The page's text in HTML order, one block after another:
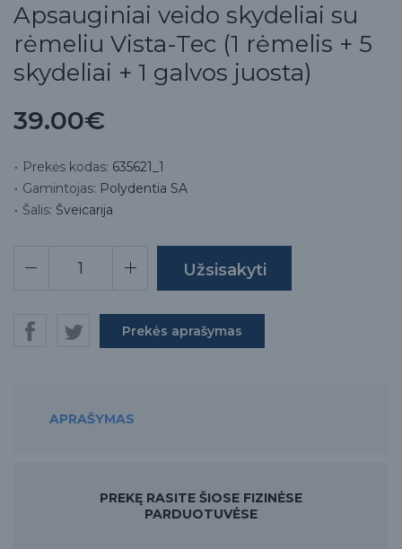
Apsauginiai veido skydeliai su
rėmeliu Vista-Tec (1 rėmelis + 5
skydeliai + 1 galvos juosta)
39.00€
Prekės kodas: 635621_1
Gamintojas: Polydentia SA
Šalis: Šveicarija
Prekės aprašymas
APRAŠYMAS
PREKĘ RASITE ŠIOSE FIZINĖSE
PARDUOTUVĖSE